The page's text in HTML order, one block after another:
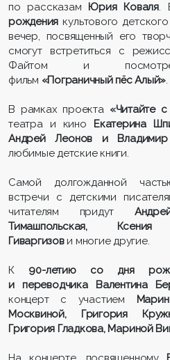
по рассказам Юрия Коваля.
рождениякультового
вечер, посвященный его
смогут встретиться с
Файтом и
фильм «Пограничный пёс Алый».
В рамках проекта «Читайте
театра и кино Екатерина
Андрей Леонов и
любимые детские книги.
Самой долгожданной
встречи с детскими
читателям придут
Тимашпольская,
Гиваргизови многие другие.
К 90-летию со дня
и переводчика Валентина
концерт с участием
Москвиной, Григория
Григория Гладкова, Мариной